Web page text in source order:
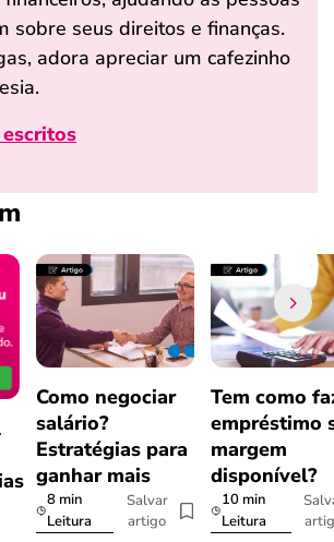
sobre seus direitos e finanças.
adora apreciar um cafezinho
Como negociar
salário?
Estratégias para
ganhar mais
8 min
Leitura
Salvar
artigo
Tem como
empréstimo
margem
disponível?
10 min
Leitura